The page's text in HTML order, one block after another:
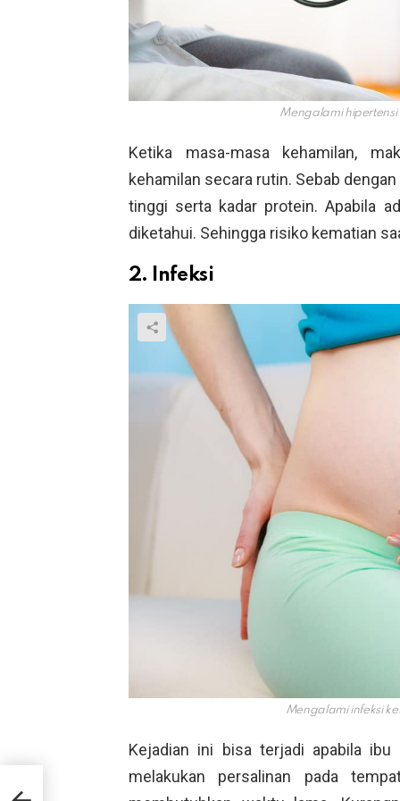
Mengalami
Ketika masa-masa kehamilan,
kehamilan secara rutin. Sebab
tinggi serta kadar protein. Apabila
diketahui. Sehingga risiko kematian
2. Infeksi
Mengalami infeksi
Kejadian ini bisa terjadi apabila
melakukan persalinan pada